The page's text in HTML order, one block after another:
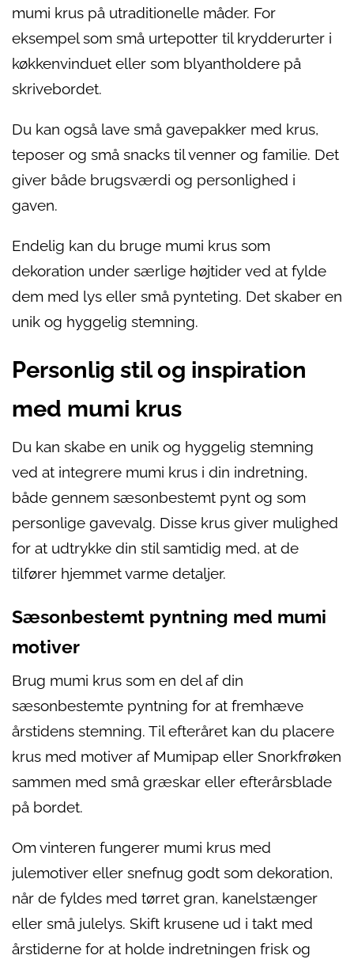
mumi krus på utraditionelle måder. For
eksempel som små urtepotter til krydderurter i
køkkenvinduet eller som blyantholdere på
skrivebordet.
Du kan også lave små gavepakker med krus,
teposer og små snacks til venner og familie. Det
giver både brugsværdi og personlighed i
gaven.
Endelig kan du bruge mumi krus som
dekoration under særlige højtider ved at fylde
dem med lys eller små pynteting. Det skaber en
unik og hyggelig stemning.
Personlig stil og inspiration
med mumi krus
Du kan skabe en unik og hyggelig stemning
ved at integrere mumi krus i din indretning,
både gennem sæsonbestemt pynt og som
personlige gavevalg. Disse krus giver mulighed
for at udtrykke din stil samtidig med, at de
tilfører hjemmet varme detaljer.
Sæsonbestemt pyntning med mumi
motiver
Brug mumi krus som en del af din
sæsonbestemte pyntning for at fremhæve
årstidens stemning. Til efteråret kan du placere
krus med motiver af Mumipap eller Snorkfrøken
sammen med små græskar eller efterårsblade
på bordet.
Om vinteren fungerer mumi krus med
julemotiver eller snefnug godt som dekoration,
når de fyldes med tørret gran, kanelstænger
eller små julelys. Skift krusene ud i takt med
årstiderne for at holde indretningen frisk og